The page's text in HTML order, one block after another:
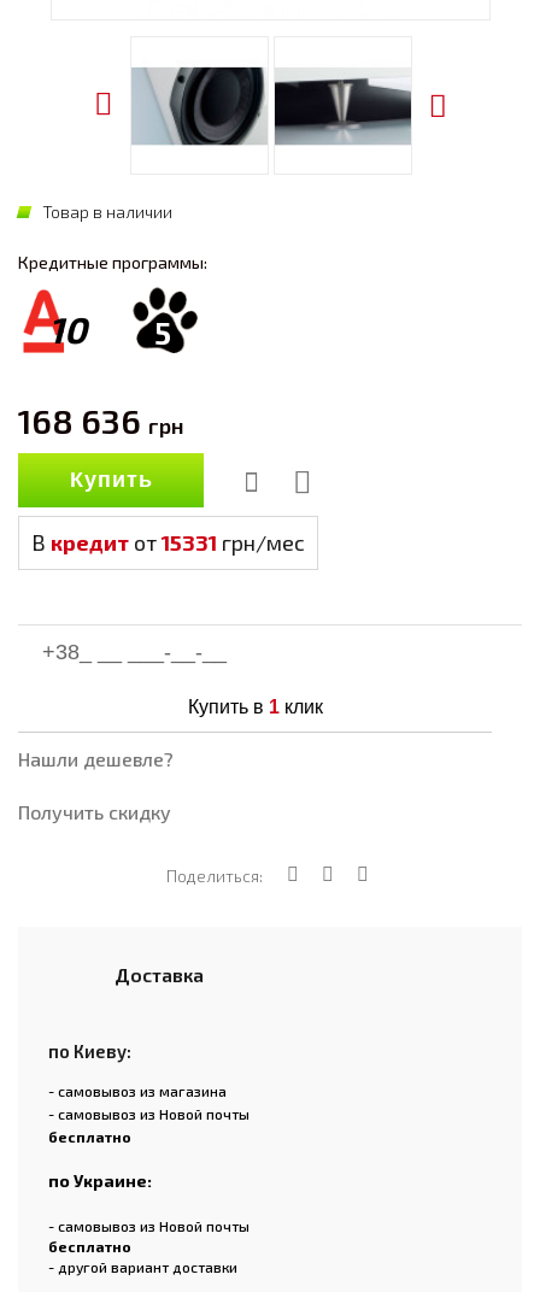
Товар в наличии
Кредитные программы:
10 5
168 636 грн
Купить
В кредит от15331 грн/мес
Купить в 1клик
Нашли дешевле?
Получить скидку
Поделиться:
Доставка
по Киеву:
- самовывоз из магазина
- самовывоз из Новой почты
бесплатно
по Украине:
- самовывоз из Новой почты
бесплатно
- другой вариант доставки